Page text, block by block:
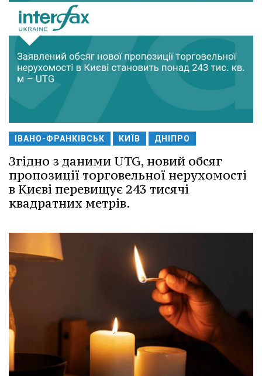
ІВАНО-ФРАНКІВСЬК КИЇВ ДНІПРО
Згідно з даними UTG, новий обсяг
пропозиції торговельної нерухомості
в Києві перевищує 243 тисячі
квадратних метрів.